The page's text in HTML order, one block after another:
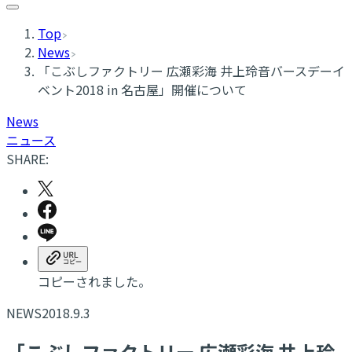
Top
News
「こぶしファクトリー 広瀬彩海 井上玲音バースデーイ
ベント2018 in 名古屋」開催について
News
ニュース
SHARE:
コピーされました。
NEWS2018.9.3